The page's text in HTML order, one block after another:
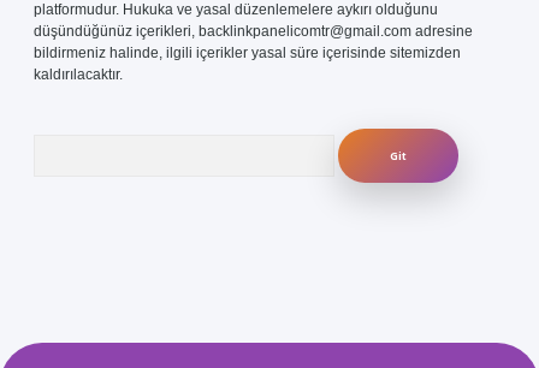
platformudur. Hukuka ve yasal düzenlemelere aykırı olduğunu
düşündüğünüz içerikleri, backlinkpanelicomtr@gmail.com adresine
bildirmeniz halinde, ilgili içerikler yasal süre içerisinde sitemizden
kaldırılacaktır.